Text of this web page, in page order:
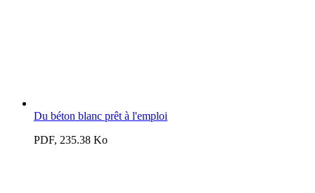
Du béton blanc prêt à l'emploi
PDF, 235.38 Ko